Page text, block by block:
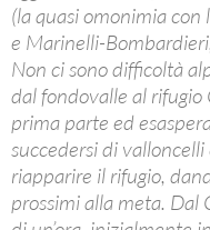
(la quasi omonimia con
e Marinelli-
Non ci sono difficoltà
dal fondovalle al
prima parte ed
succedersi di
riapparire il rifugio,
prossimi alla meta. Dal